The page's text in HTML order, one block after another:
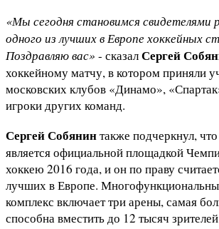
«Мы сегодня становимся свидетелями
одного из лучших в Европе хоккейных
Поздравляю вас» - сказалСергей
хоккейному матчу, в котором приняли
московских клубов «Динамо»,
игроки других команд.
Сергей Собянинтакже подчеркнул,
является официальной площадкой
хоккею 2016 года, и он по праву
лучших в Европе.
комплекс включает три арены, самая
способна вместить до 12 тысяч